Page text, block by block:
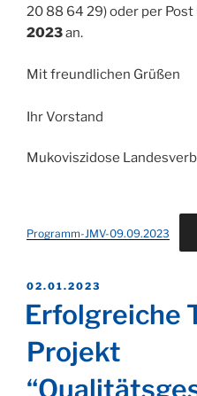
20 88 64 29) oder per Post
2023an.
Mit freundlichen Grüßen
Ihr Vorstand
Mukoviszidose
Programm-JMV-09.09.2023
VERÖFFENTLICHT
02.01.2023
Erfolgreiche
Projekt